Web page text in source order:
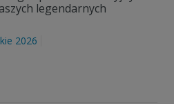
legendarnych
2026